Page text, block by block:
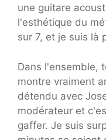
une guitare
l'esthétique du
sur 7, et je suis là
Dans l'ensemble,
montre vraiment
détendu avec
modérateur et
gaffer. Je suis